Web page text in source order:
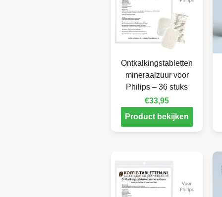
Ontkalkingstabletten
mineraalzuur voor
Philips – 36 stuks
€33,95
Product bekijken